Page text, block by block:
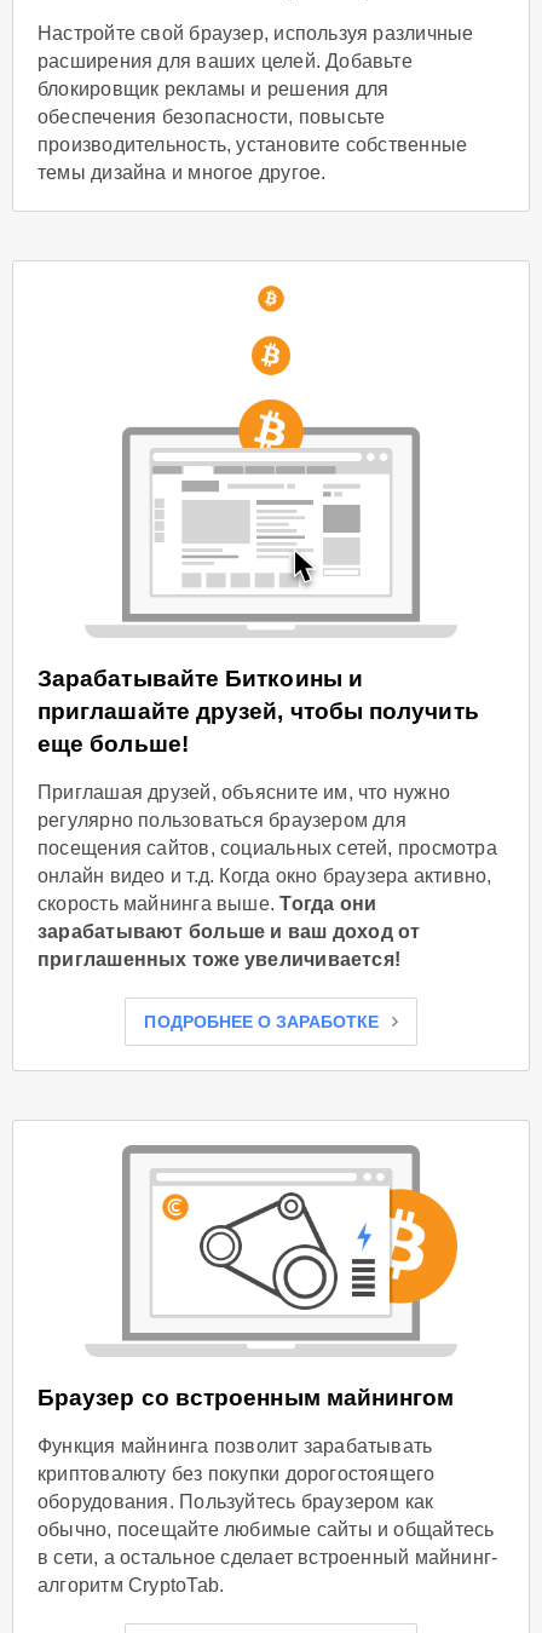
Настройте свой браузер, используя различные
расширения для ваших целей. Добавьте
блокировщик рекламы и решения для
обеспечения безопасности, повысьте
производительность, установите собственные
темы дизайна и многое другое.
Зарабатывайте Биткоины и
приглашайте друзей, чтобы получить
еще больше!
Приглашая друзей, объясните им, что нужно
регулярно пользоваться браузером для
посещения сайтов, социальных сетей, просмотра
онлайн видео и т.д. Когда окно браузера активно,
скорость майнинга выше.Тогда они
зарабатывают больше и ваш доход от
приглашенных тоже увеличивается!
ПОДРОБНЕЕ О ЗАРАБОТКЕ
Браузер со встроенным майнингом
Функция майнинга позволит зарабатывать
криптовалюту без покупки дорогостоящего
оборудования. Пользуйтесь браузером как
обычно, посещайте любимые сайты и общайтесь
в сети, а остальное сделает встроенный майнинг-
алгоритм CryptoTab.